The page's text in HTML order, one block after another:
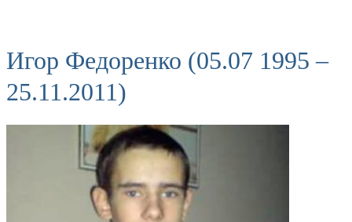
Игор Федоренко (05.07 1995 –
25.11.2011)